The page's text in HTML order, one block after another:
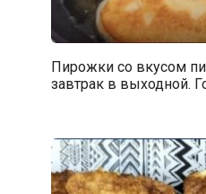
Пирожки со вкусом
завтрак в выходной.